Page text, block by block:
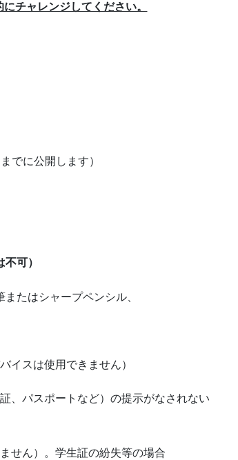
チャレンジしてください。
でに公開します）
可）
たはシャープペンシル、
イスは使用できません）
パスポートなど）の提示がなされない
せん）。学生証の紛失等の場合